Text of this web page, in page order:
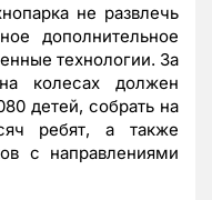
не развлечь
дополнительное
технологии. За
колесах должен
детей, собрать на
ребят, а также
с направлениями